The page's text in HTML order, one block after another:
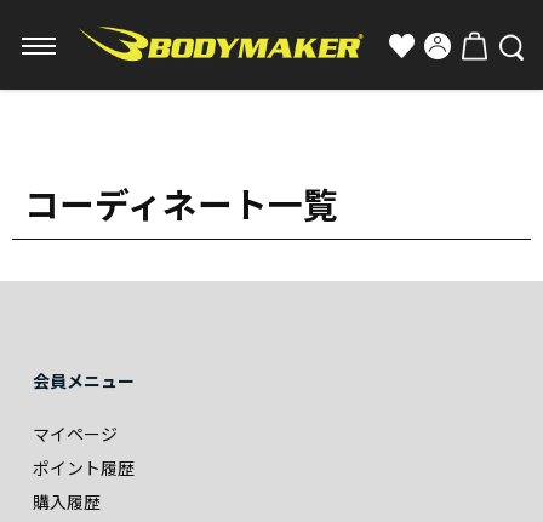
コーディネート一覧
会員メニュー
マイページ
ポイント履歴
購入履歴